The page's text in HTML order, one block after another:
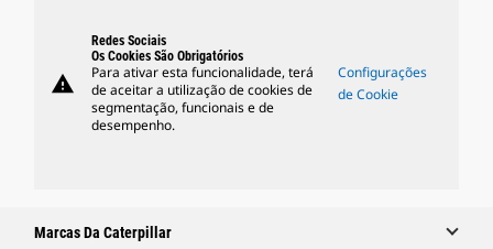
warning
Redes Sociais
Os Cookies São Obrigatórios
Para ativar esta funcionalidade, terá
de aceitar a utilização de cookies de
segmentação, funcionais e de
desempenho.
Configurações
de Cookie
Marcas Da Caterpillar